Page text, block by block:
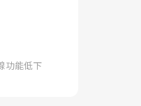
功能低下